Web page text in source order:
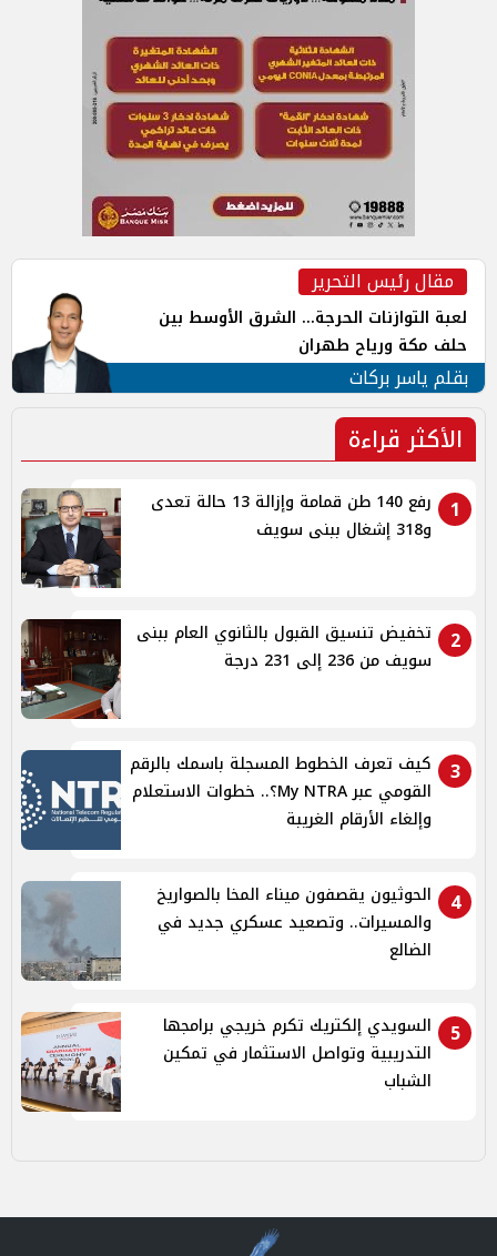
مقال رئيس التحرير
لعبة التوازنات الحرجة... الشرق الأوسط بين
حلف مكة ورياح طهران
بقلم ياسر بركات
الأكثر قراءة
1
رفع 140 طن قمامة وإزالة 13 حالة تعدى
و318 إشغال ببنى سويف
2
تخفيض تنسيق القبول بالثانوي العام ببنى
سويف من 236 إلى 231 درجة
3
كيف تعرف الخطوط المسجلة باسمك بالرقم
القومي عبر My NTRA؟.. خطوات الاستعلام
وإلغاء الأرقام الغريبة
4
الحوثيون يقصفون ميناء المخا بالصواريخ
والمسيرات.. وتصعيد عسكري جديد في
الضالع
5
السويدي إلكتريك تكرم خريجي برامجها
التدريبية وتواصل الاستثمار في تمكين
الشباب